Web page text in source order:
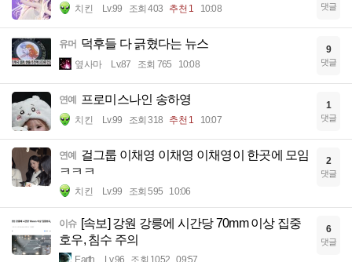
치킨 Lv.99 조회 403 추천 1 10:08 댓글
유머 덕후들 다 긁혔다는 뉴스
옆사마 Lv.87 조회 765 10:08
9
댓글
연예 프로미스나인 송하영
치킨 Lv.99 조회 318 추천 1 10:07
1
댓글
연예 걸그룹 이채영 이채영 이채영이 한곳에 모임
ㅋㅋㅋ
치킨 Lv.99 조회 595 10:06
2
댓글
이슈 [속보] 강원 강릉에 시간당 70mm 이상 집중
호우, 침수 주의
Earth Lv.96 조회 1052 09:57
6
댓글